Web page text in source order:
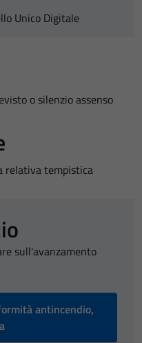
Unico Digitale
o silenzio assenso
relativa tempistica
sull'avanzamento
antincendio,